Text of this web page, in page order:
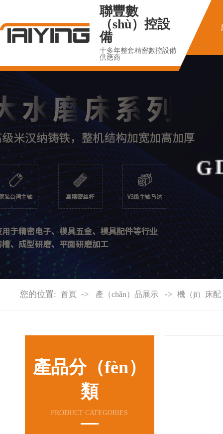
聯豐數
（shù）控設
備
十多年整套精密數控設備
供應商
您的位置: 首頁 -> 產（chǎn）品展示 -> 機（jī）床配
產品分（fèn）
類
PRODUCT CATEGORIES